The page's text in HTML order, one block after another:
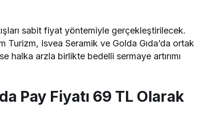
sabit fiyat yöntemiyle gerçekleştirilecek.
Isvea Seramik ve Golda Gıda’da ortak
halka arzla birlikte bedelli sermaye artırımı
Pay Fiyatı 69 TL Olarak